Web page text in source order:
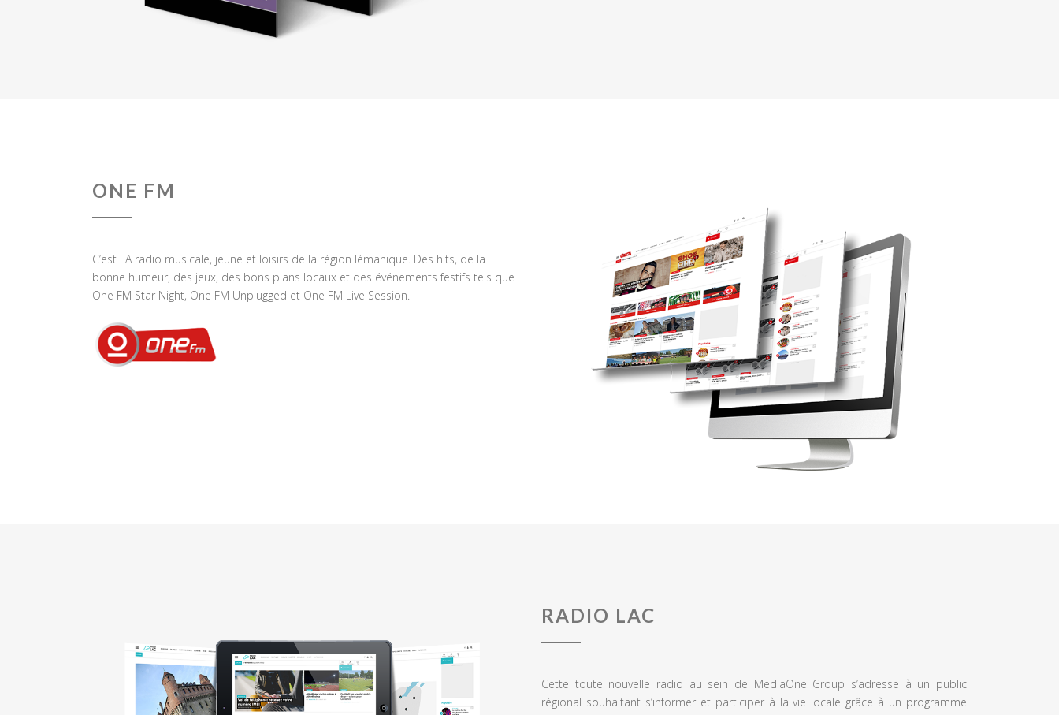
ONE FM
C’est LA radio musicale, jeune et loisirs de la région lémanique. Des hits, de la
bonne humeur, des jeux, des bons plans locaux et des événements festifs tels que
One FM Star Night, One FM Unplugged et One FM Live Session.
RADIO LAC
Cette toute nouvelle radio au sein de MediaOne Group s’adresse à un public
régional souhaitant s’informer et participer à la vie locale grâce à un programme